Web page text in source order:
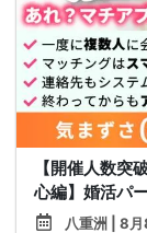
【開催人数突
心編】婚活パ
八重洲 | 8